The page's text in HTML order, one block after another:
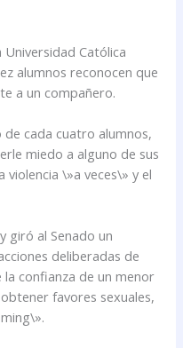
Católica
alumnos reconocen que
a un compañero.
de cada cuatro alumnos,
miedo a alguno de sus
\»a veces\» y el
giró al Senado un
deliberadas de
confianza de un menor
favores sexuales,